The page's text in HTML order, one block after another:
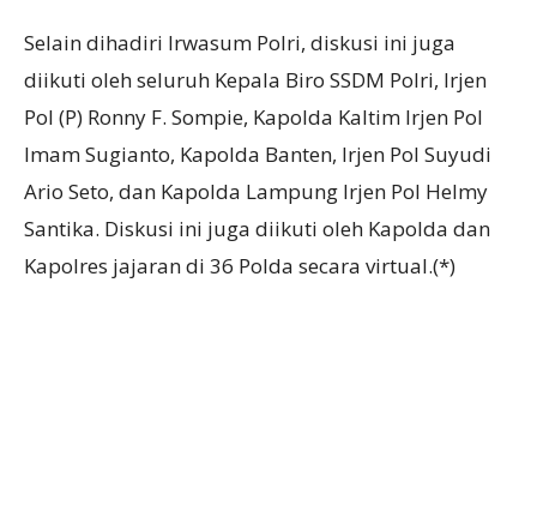
Selain dihadiri Irwasum Polri, diskusi ini juga
diikuti oleh seluruh Kepala Biro SSDM Polri, Irjen
Pol (P) Ronny F. Sompie, Kapolda Kaltim Irjen Pol
Imam Sugianto, Kapolda Banten, Irjen Pol Suyudi
Ario Seto, dan Kapolda Lampung Irjen Pol Helmy
Santika. Diskusi ini juga diikuti oleh Kapolda dan
Kapolres jajaran di 36 Polda secara virtual.(*)